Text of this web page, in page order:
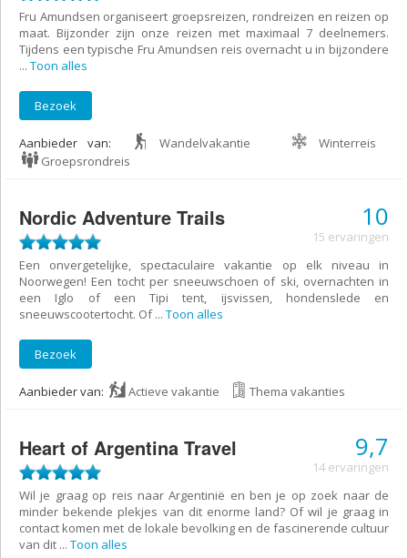
Fru Amundsen organiseert groepsreizen, rondreizen en reizen op
maat. Bijzonder zijn onze reizen met maximaal 7 deelnemers.
Tijdens een typische Fru Amundsen reis overnacht u in bijzondere
... Toon alles
Bezoek
Aanbieder van: Wandelvakantie
Winterreis
Groepsrondreis
10
15 ervaringen
Nordic Adventure Trails
Een onvergetelijke, spectaculaire vakantie op elk niveau in
Noorwegen! Een tocht per sneeuwschoen of ski, overnachten in
een Iglo of een Tipi tent, ijsvissen, hondenslede en
sneeuwscootertocht. Of... Toon alles
Bezoek
Aanbieder van: Actieve vakantie Thema vakanties
9,7
14 ervaringen
Heart of Argentina Travel
Wil je graag op reis naar Argentinië en ben je op zoek naar de
minder bekende plekjes van dit enorme land? Of wil je graag in
contact komen met de lokale bevolking en de fascinerende cultuur
van dit ... Toon alles